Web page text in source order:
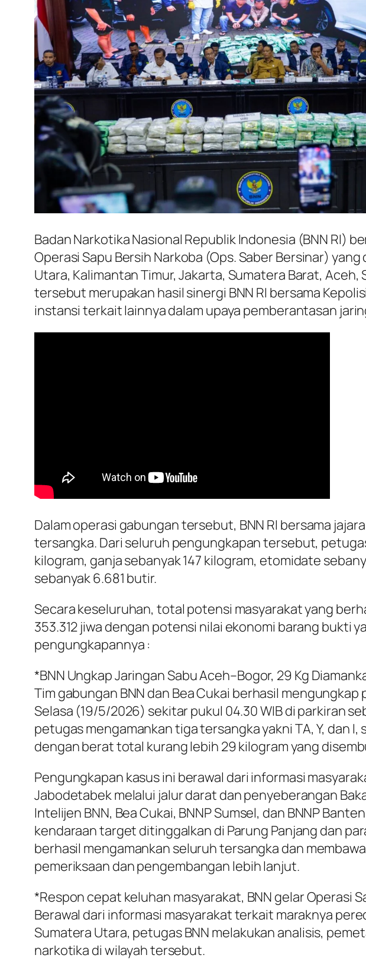
Badan Narkotika Nasional Republik Indonesia (BNN RI)
Operasi Sapu Bersih Narkoba (Ops. Saber Bersinar)
Utara, Kalimantan Timur, Jakarta, Sumatera Barat,
tersebut merupakan hasil sinergi BNN RI bersama
instansi terkait lainnya dalam upaya pemberantasan
Dalam operasi gabungan tersebut, BNN RI bersama
tersangka. Dari seluruh pengungkapan tersebut,
kilogram, ganja sebanyak 147 kilogram, etomidate
sebanyak 6.681 butir.
Secara keseluruhan, total potensi masyarakat yang
353.312 jiwa dengan potensi nilai ekonomi barang bukti
pengungkapannya :
*BNN Ungkap Jaringan Sabu Aceh–Bogor, 29 Kg
Tim gabungan BNN dan Bea Cukai berhasil
Selasa (19/5/2026) sekitar pukul 04.30 WIB di parkiran
petugas mengamankan tiga tersangka yakni TA, Y, dan
dengan berat total kurang lebih 29 kilogram yang
Pengungkapan kasus ini berawal dari informasi
Jabodetabek melalui jalur darat dan penyeberangan
Intelijen BNN, Bea Cukai, BNNP Sumsel, dan BNNP
kendaraan target ditinggalkan di Parung Panjang dan
berhasil mengamankan seluruh tersangka dan
pemeriksaan dan pengembangan lebih lanjut.
*Respon cepat keluhan masyarakat, BNN gelar Operasi
Berawal dari informasi masyarakat terkait maraknya
Sumatera Utara, petugas BNN melakukan analisis,
narkotika di wilayah tersebut.